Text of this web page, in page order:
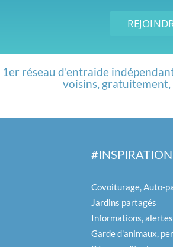
1er réseau d'entraide
voisins,
Covoiturage, Auto-
Jardins partagés
Informations, alertes
Garde d'animaux,